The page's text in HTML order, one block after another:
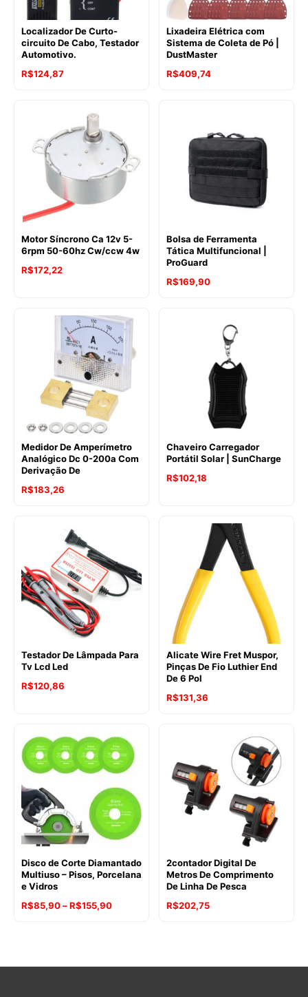
Localizador De Curto-
circuito De Cabo, Testador
Automotivo.
R$124,87
Lixadeira Elétrica com
Sistema de Coleta de Pó |
DustMaster
R$409,74
Motor Síncrono Ca 12v 5-
6rpm 50-60hz Cw/ccw 4w
R$172,22
Bolsa de Ferramenta
Tática Multifuncional |
ProGuard
R$169,90
Medidor De Amperímetro
Analógico Dc 0-200a Com
Derivação De
R$183,26
Chaveiro Carregador
Portátil Solar | SunCharge
R$102,18
Testador De Lâmpada Para
Tv Lcd Led
R$120,86
Alicate Wire Fret Muspor,
Pinças De Fio Luthier End
De 6 Pol
R$131,36
Disco de Corte Diamantado
Multiuso – Pisos, Porcelana
e Vidros
R$85,90–R$155,90Faixa
2contador Digital De
Metros De Comprimento
De Linha De Pesca
R$202,75